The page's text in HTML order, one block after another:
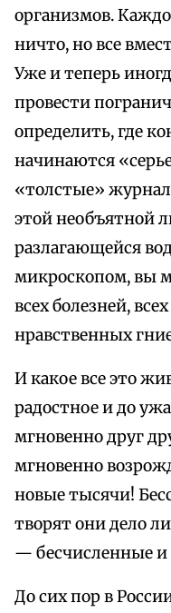
организмов.
ничто, но все
Уже и теперь
провести
определить, где
начинаются
«толстые»
этой необъятной
разлагающейся
микроскопом, вы
всех болезней,
нравственных
И какое все это
радостное и до
мгновенно друг
мгновенно
новые тысячи!
творят они дело
— бесчисленные
До сих пор в